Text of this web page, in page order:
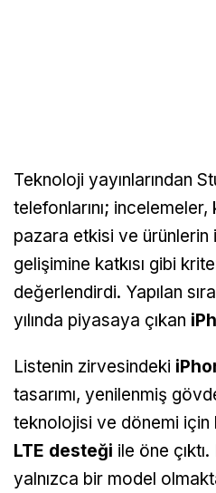
Teknoloji yayınlarından
telefonlarını; incelemeler,
pazara etkisi ve ürünlerin
gelişimine katkısı gibi
değerlendirdi. Yapılan
yılında piyasaya çıkan
Listenin zirvesindeki
tasarımı, yenilenmiş
teknolojisi ve dönemi için
LTE desteği ile öne
yalnızca bir model